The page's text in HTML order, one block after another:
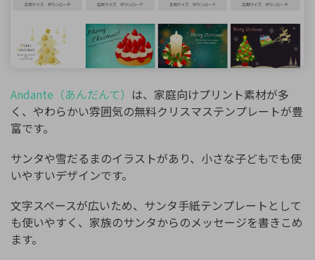
Andante（あんだんて） は、家庭向けプリント素材が多
く、やわらかい雰囲気の無料クリスマステンプレートが豊
富です。
サンタや雪だるまのイラストがあり、小さな子どもでも使
いやすいデザインです。
文字スペースが広いため、サンタ手紙テンプレートとして
も使いやすく、家族のサンタからのメッセージを書きこめ
ます。